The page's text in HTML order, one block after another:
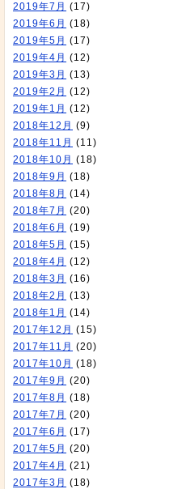
2019年7月 (17)
2019年6月 (18)
2019年5月 (17)
2019年4月 (12)
2019年3月 (13)
2019年2月 (12)
2019年1月 (12)
2018年12月 (9)
2018年11月 (11)
2018年10月 (18)
2018年9月 (18)
2018年8月 (14)
2018年7月 (20)
2018年6月 (19)
2018年5月 (15)
2018年4月 (12)
2018年3月 (16)
2018年2月 (13)
2018年1月 (14)
2017年12月 (15)
2017年11月 (20)
2017年10月 (18)
2017年9月 (20)
2017年8月 (18)
2017年7月 (20)
2017年6月 (17)
2017年5月 (20)
2017年4月 (21)
2017年3月 (18)